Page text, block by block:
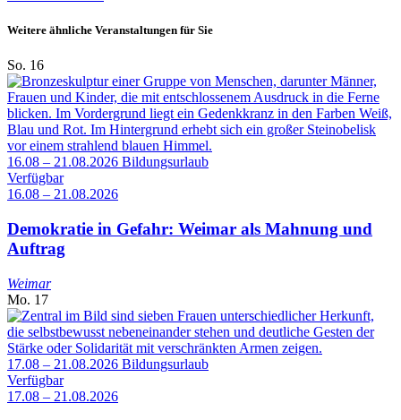
Weitere ähnliche Veranstaltungen für Sie
So. 16
16.08 – 21.08.2026 Bildungsurlaub
Verfügbar
16.08 – 21.08.2026
Demokratie in Gefahr: Weimar als Mahnung und
Auftrag
Weimar
Mo. 17
17.08 – 21.08.2026 Bildungsurlaub
Verfügbar
17.08 – 21.08.2026